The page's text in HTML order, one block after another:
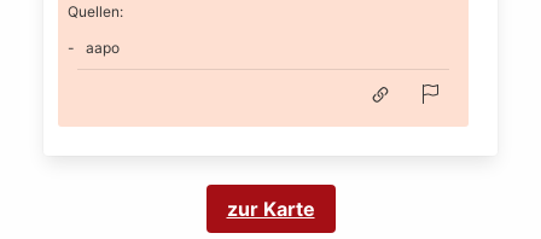
Quellen:
aapo
zur Karte